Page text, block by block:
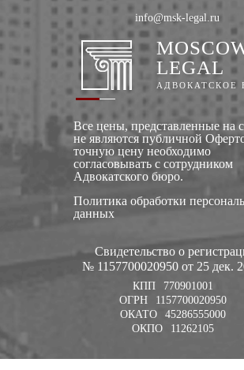
LEGAL
АДВОКАТСКОЕ
Все цены, представленные на
не являются публичной
точную цену необходимо
согласовывать с сотрудником
Адвокатского бюро.
Политика обработки
данных
Свидетельство о
№ 1157700020950 от 25 дек.
КПП
770901001
ОГРН
1157700020950
ОКАТО
45286555000
ОКПО
11262105
info@msk-legal.ru